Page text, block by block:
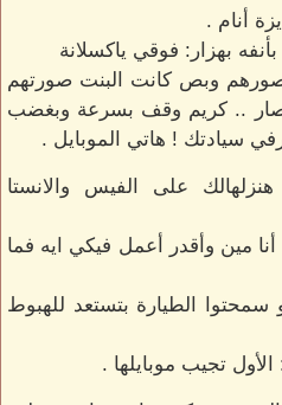
أنام .
بهزار: فوقي ياكسلانة
وبص كانت البنت صورتهم
.. كريم وقف بسرعة وبغضب
سيادتك ! هاتي الموبايل .
على الفيس والانستا
مين وأقدر أعمل فيكي ايه فما
الطيارة بتستعد للهبوط
تجيب موبايلها .